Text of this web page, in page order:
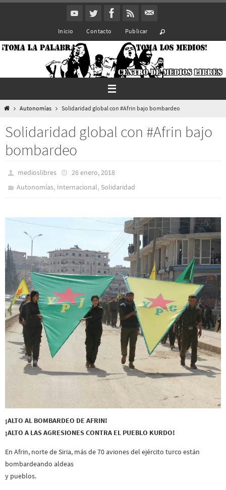
Inicio Contacto Publicar
InicioAutonomías Solidaridad global con #Afrin bajo bombardeo
Solidaridad global con #Afrin bajo
bombardeo
medioslibres
26 enero, 2018
Autonomías, Internacional, Solidaridad
¡ALTO AL BOMBARDEO DE AFRIN!
¡ALTO A LAS AGRESIONES CONTRA EL PUEBLO KURDO!
En Afrin, norte de Siria, más de 70 aviones del ejército turco están
bombardeando aldeas
y pueblos.